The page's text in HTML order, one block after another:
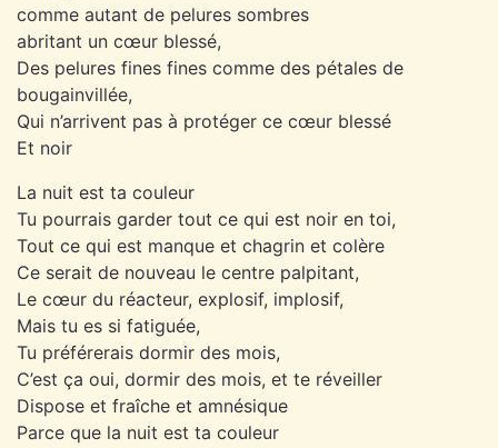
comme autant de pelures sombres
abritant un cœur blessé,
Des pelures fines fines comme des pétales de
bougainvillée,
Qui n’arrivent pas à protéger ce cœur blessé
Et noir
La nuit est ta couleur
Tu pourrais garder tout ce qui est noir en toi,
Tout ce qui est manque et chagrin et colère
Ce serait de nouveau le centre palpitant,
Le cœur du réacteur, explosif, implosif,
Mais tu es si fatiguée,
Tu préférerais dormir des mois,
C’est ça oui, dormir des mois, et te réveiller
Dispose et fraîche et amnésique
Parce que la nuit est ta couleur